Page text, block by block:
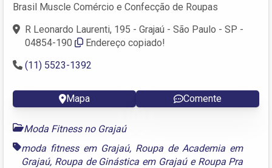
Brasil Muscle Comércio e Confecção de Roupas
R Leonardo Laurenti, 195 - Grajaú - São Paulo - SP -
04854-190
Endereço copiado!
(11) 5523-1392
Mapa Comente
Moda Fitness no Grajaú
moda fitness em Grajaú, Roupa de Academia em
Grajaú, Roupa de Ginástica em Grajaúe Roupa Pra